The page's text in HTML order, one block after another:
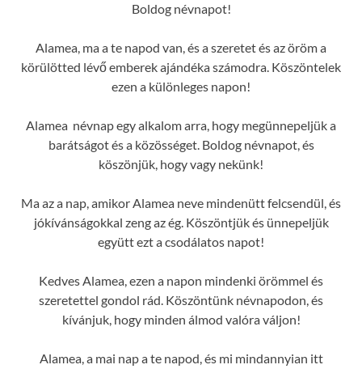
Boldog névnapot!
Alamea, ma a te napod van, és a szeretet és az öröm a
körülötted lévő emberek ajándéka számodra. Köszöntelek
ezen a különleges napon!
Alamea névnap egy alkalom arra, hogy megünnepeljük a
barátságot és a közösséget. Boldog névnapot, és
köszönjük, hogy vagy nekünk!
Ma az a nap, amikor Alamea neve mindenütt felcsendül, és
jókívánságokkal zeng az ég. Köszöntjük és ünnepeljük
együtt ezt a csodálatos napot!
Kedves Alamea, ezen a napon mindenki örömmel és
szeretettel gondol rád. Köszöntünk névnapodon, és
kívánjuk, hogy minden álmod valóra váljon!
Alamea, a mai nap a te napod, és mi mindannyian itt